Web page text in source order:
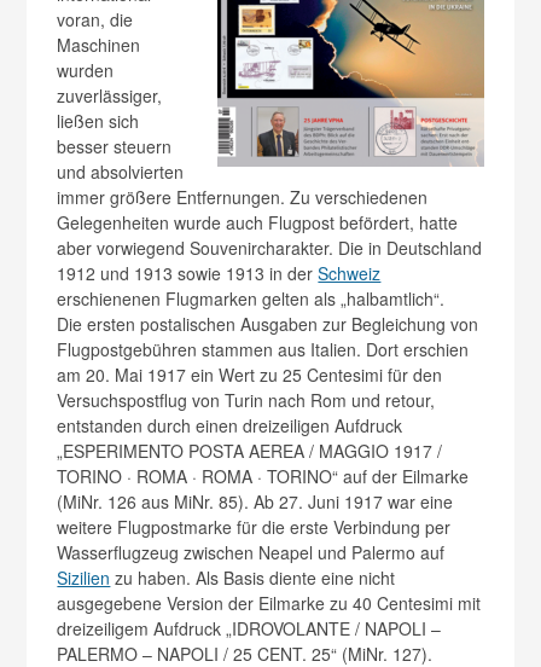
voran, die
Maschinen
wurden
zuverlässiger,
ließen sich
besser steuern
und absolvierten
immer größere Entfernungen. Zu verschiedenen
Gelegenheiten wurde auch Flugpost befördert, hatte
aber vorwiegend Souvenircharakter. Die in Deutschland
1912 und 1913 sowie 1913 in derSchweiz
erschienenen Flugmarken gelten als „halbamtlich“.
Die ersten postalischen Ausgaben zur Begleichung von
Flugpostgebühren stammen aus Italien. Dort erschien
am 20. Mai 1917 ein Wert zu 25 Centesimi für den
Versuchspostflug von Turin nach Rom und retour,
entstanden durch einen dreizeiligen Aufdruck
„ESPERIMENTO POSTA AEREA / MAGGIO 1917 /
TORINO · ROMA · ROMA · TORINO“ auf der Eilmarke
(MiNr. 126 aus MiNr. 85). Ab 27. Juni 1917 war eine
weitere Flugpostmarke für die erste Verbindung per
Wasserflugzeug zwischen Neapel und Palermo auf
Sizilien zu haben. Als Basis diente eine nicht
ausgegebene Version der Eilmarke zu 40 Centesimi mit
dreizeiligem Aufdruck „IDROVOLANTE / NAPOLI –
PALERMO – NAPOLI / 25 CENT. 25“ (MiNr. 127).